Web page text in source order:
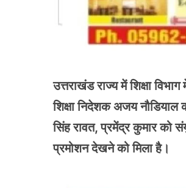
उत्तराखंड राज्य में शिक्षा
शिक्षा निदेशक अजय नौडियाल
सिंह रावत, प्रमेंद्र कुमार को
प्रमोशन देखने को मिला है।